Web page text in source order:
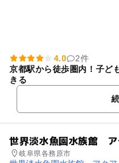
4.0
2件
京都駅から徒歩圏内！子ど
きる
世界淡水魚園水族館 ア
岐阜県各務原市